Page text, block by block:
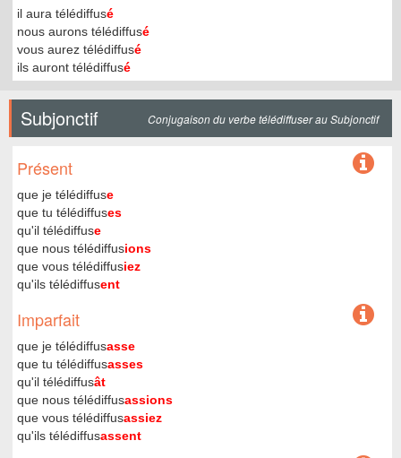
il aura télédiffusé
nous aurons télédiffusé
vous aurez télédiffusé
ils auront télédiffusé
Subjonctif Conjugaison du verbe télédiffuser au Subjonctif
Présent
que je télédiffuse
que tu télédiffuses
qu'il télédiffuse
que nous télédiffusions
que vous télédiffusiez
qu'ils télédiffusent
Imparfait
que je télédiffusasse
que tu télédiffusasses
qu'il télédiffusât
que nous télédiffusassions
que vous télédiffusassiez
qu'ils télédiffusassent